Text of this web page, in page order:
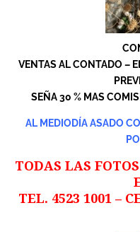
VENTAS AL CONTADO –
SEÑA 30 % MAS
AL MEDIODÍA ASADO
TODAS LAS
TEL. 4523 1001 –